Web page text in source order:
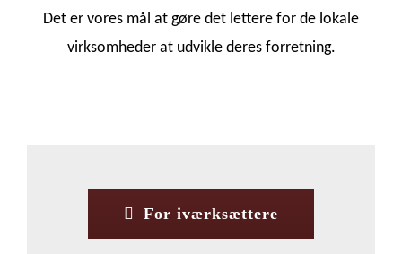
Det er vores mål at gøre det lettere for de lokale
virksomheder at udvikle deres forretning.
For iværksættere